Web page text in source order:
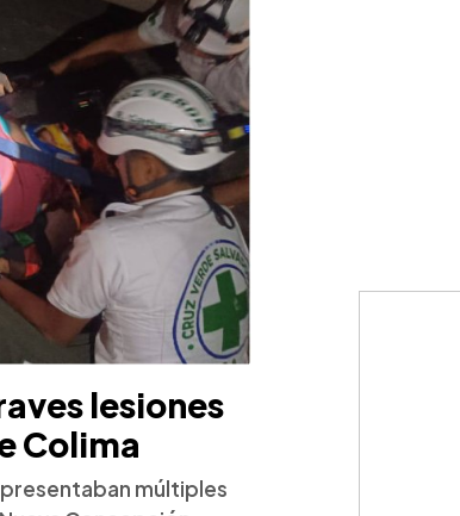
lesiones
Colima
múltiples